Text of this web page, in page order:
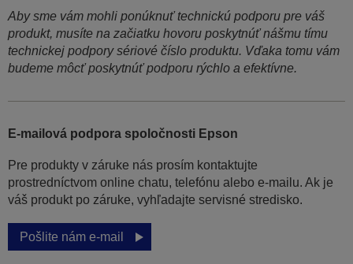
Aby sme vám mohli ponúknuť technickú podporu pre váš
produkt, musíte na začiatku hovoru poskytnúť nášmu tímu
technickej podpory sériové číslo produktu. Vďaka tomu vám
budeme môcť poskytnúť podporu rýchlo a efektívne.
E-mailová podpora spoločnosti Epson
Pre produkty v záruke nás prosím kontaktujte
prostredníctvom online chatu, telefónu alebo e-mailu. Ak je
váš produkt po záruke, vyhľadajte servisné stredisko.
Pošlite nám e-mail